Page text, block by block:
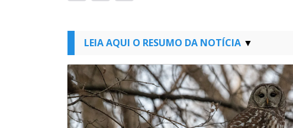
LEIA AQUI O RESUMO DA NOTÍCIA